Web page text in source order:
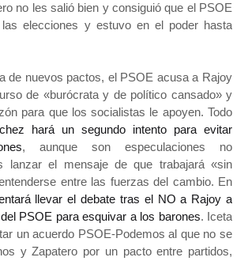
no les salió bien y consiguió que el PSOE
elecciones y estuvo en el poder hasta
de nuevos pactos, el PSOE acusa a Rajoy
de «burócrata y de político cansado» y
para que los socialistas le apoyen. Todo
hará un segundo intento para evitar
, aunque son especulaciones no
lanzar el mensaje de que trabajará «sin
entre las fuerzas del cambio. En
llevar el debate tras el NO a Rajoy a
PSOE para esquivar a los barones. Iceta
un acuerdo PSOE-Podemos al que no se
y Zapatero por un pacto entre partidos,